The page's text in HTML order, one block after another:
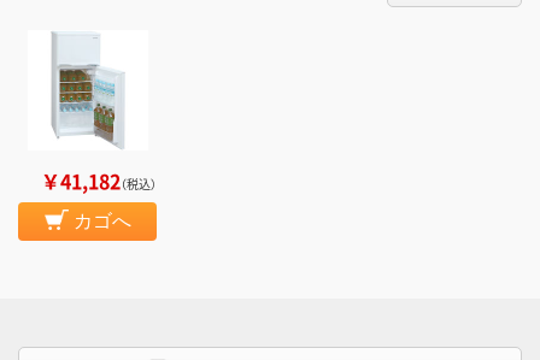
￥41,182（税込）
カゴへ